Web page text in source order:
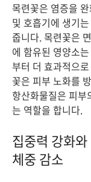
목련꽃은 염증을
및 호흡기에 생기
줍니다. 목련꽃은
에 함유된 영양소
부터 더 효과적으
꽃은 피부 노화를
항산화물질은 피
는 역할을 합니다.
집중력 강화
체중 감소